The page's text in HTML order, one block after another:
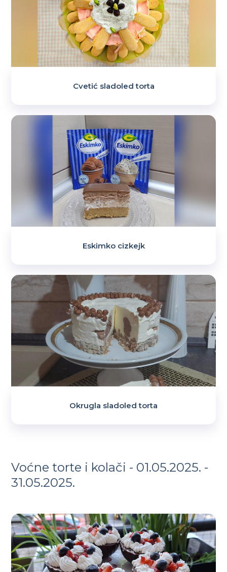
Cvetić sladoled torta
Eskimko cizkejk
Okrugla sladoled torta
Voćne torte i kolači - 01.05.2025. -
31.05.2025.